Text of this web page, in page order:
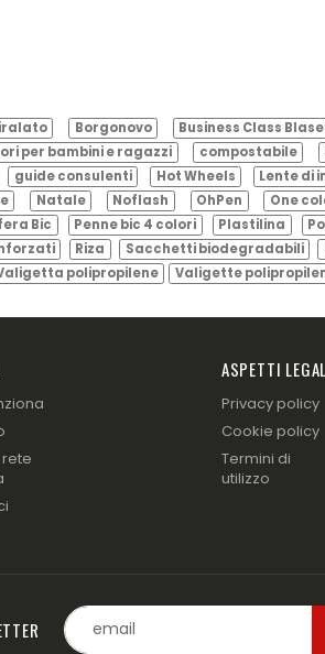
Borgonovo Business Class
per bambini e ragazzi compostabile
guide consulenti Hot Wheels Lente di
Natale Noflash OhPen One
Bic Penne bic 4 colori Plastilina
Riza Sacchetti biodegradabili
polipropilene Valigette
rete
ASPETTI
Privacy policy
Cookie policy
Termini di
utilizzo